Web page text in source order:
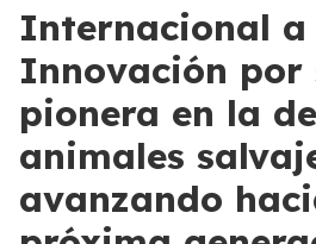
Internacional a
Innovación por
pionera en la
animales
avanzando